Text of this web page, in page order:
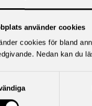
använder cookies
cookies för bland
Nedan kan du
för